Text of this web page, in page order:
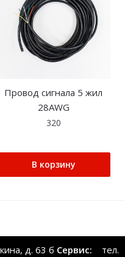
Провод сигнала 5 жил
28AWG
320
В корзину
д. 63 б Сервис: тел.